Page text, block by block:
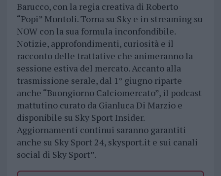
Barucco, con la regia creativa di Roberto
“Popi” Montoli. Torna su Sky e in streaming su
NOW con la sua formula inconfondibile.
Notizie, approfondimenti, curiosità e il
racconto delle trattative che animeranno la
sessione estiva del mercato. Accanto alla
trasmissione serale, dal 1° giugno riparte
anche “Buongiorno Calciomercato”, il podcast
mattutino curato da Gianluca Di Marzio e
disponibile su Sky Sport Insider.
Aggiornamenti continui saranno garantiti
anche su Sky Sport 24, skysport.it e sui canali
social di Sky Sport”.